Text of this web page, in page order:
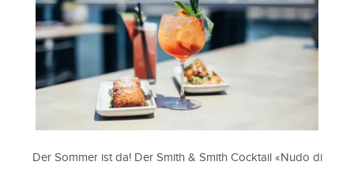
Der Sommer ist da! Der Smith & Smith Cocktail «Nudo di